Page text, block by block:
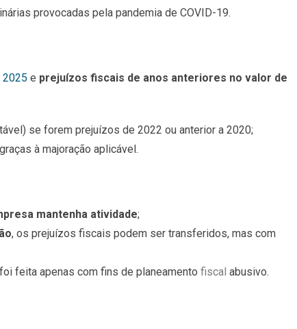
provocadas pela pandemia de COVID-19.
2025 e prejuízos fiscais de anos anteriores no valor de
se forem prejuízos de 2022 ou anterior a 2020;
à majoração aplicável.
mantenha atividade;
, os prejuízos fiscais podem ser transferidos, mas com
feita apenas com fins de planeamento fiscal abusivo.